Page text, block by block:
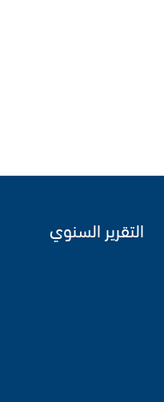
التقرير السنوي